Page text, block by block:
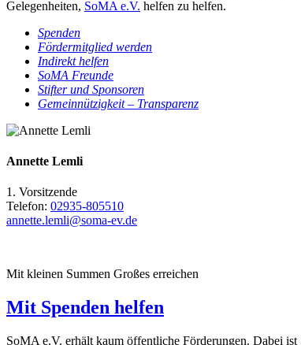
Gelegenheiten, SoMA e.V. helfen zu helfen.
Spenden
Fördermitglied werden
Indirekt helfen
SoMA Freunde
Stifter und Sponsoren
Gemeinnützigkeit – Transparenz
Annette Lemli
1. Vorsitzende
Telefon: 02935-805510
annette.lemli@soma-ev.de
Mit kleinen Summen Großes erreichen
Mit Spenden helfen
SoMA e.V. erhält kaum öffentliche Förderungen. Dabei